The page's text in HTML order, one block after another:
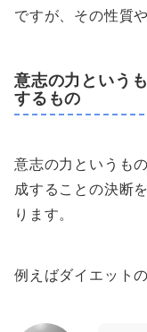
ですが、その性質
意志の力という
するもの
意志の力というも
成することの決断
ります。
例えばダイエット